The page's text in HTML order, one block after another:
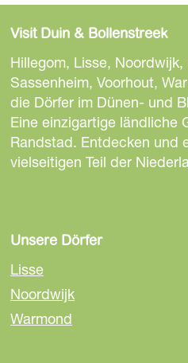
s
e
S
e
i
t
e
l
e
n
a
u
s
e
S
e
i
t
e
l
n
a
u
s
e
S
e
i
t
e
l
a
u
Visit Duin & Bollenstreek
Hillegom, Lisse,
Sassenheim, Voorhout,
die Dörfer im Dünen- und
Eine einzigartige ländliche
Randstad. Entdecken und
vielseitigen Teil der
Unsere Dörfer
Lisse
Noordwijk
Warmond